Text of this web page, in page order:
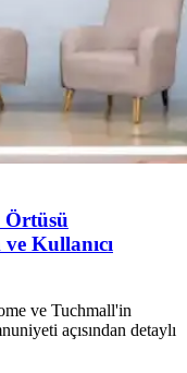
Örtüsü
Kullanıcı
ve Tuchmall'in
açısından detaylı